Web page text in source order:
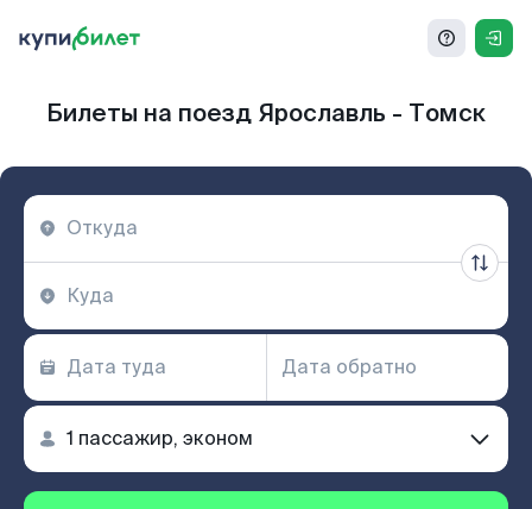
Билеты на поезд Ярославль - Томск